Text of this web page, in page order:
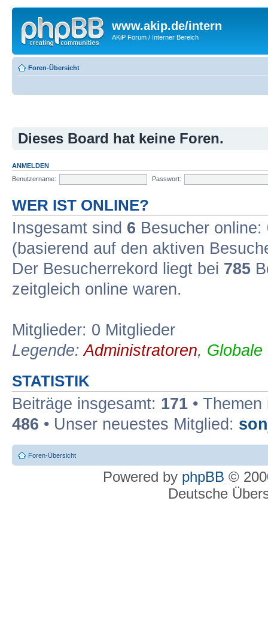
www.akip.de/intern
AKiP Forum / Interner Bereich
Foren-Übersicht
Dieses Board hat keine Foren.
ANMELDEN
Benutzername:
Passwort:
WER IST ONLINE?
Insgesamt sind 6 Besucher
(basierend auf den aktiven
Der Besucherrekord liegt bei 785
zeitgleich online waren.
Mitglieder: 0 Mitglieder
Legende:Administratoren, Globale
STATISTIK
Beiträge insgesamt: 171 •
486 • Unser neuestes Mitglied:
Foren-Übersicht
Powered by phpBB ©
Deutsche